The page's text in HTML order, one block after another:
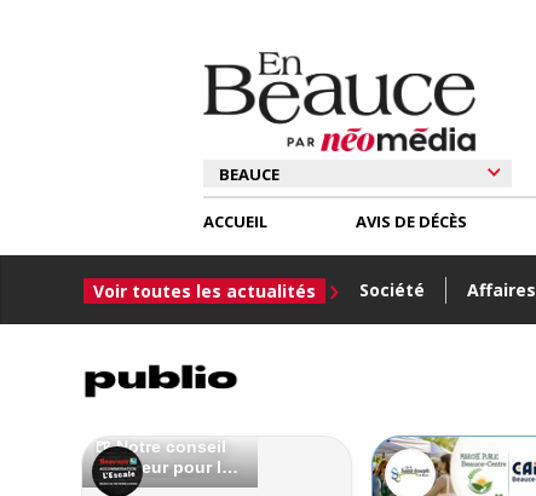
ACCUEIL
Voir toutes les actualités Société Affaires
AVIS DE DÉCÈS